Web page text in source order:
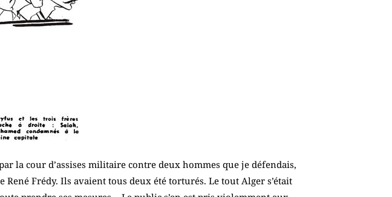
la cour d’assises militaire contre deux hommes que je défendais,
René Frédy. Ils avaient tous deux été torturés. Le tout Alger s’était